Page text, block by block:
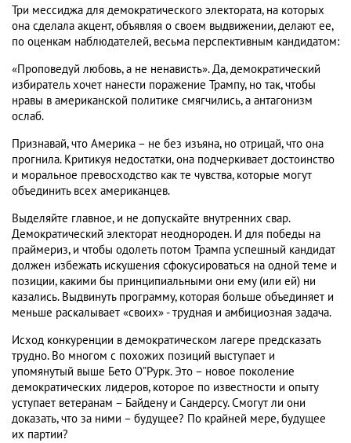
Три мессиджа для демократического электората, на которых
она сделала акцент, объявляя о своем выдвижении, делают ее,
по оценкам наблюдателей, весьма перспективным кандидатом:
«Проповедуй любовь, а не ненависть». Да, демократический
избиратель хочет нанести поражение Трампу, но так, чтобы
нравы в американской политике смягчились, а антагонизм
ослаб.
Признавай, что Америка – не без изъяна, но отрицай, что она
прогнила. Критикуя недостатки, она подчеркивает достоинство
и моральное превосходство как те чувства, которые могут
объединить всех американцев.
Выделяйте главное, и не допускайте внутренних свар.
Демократический электорат неоднороден. И для победы на
праймериз, и чтобы одолеть потом Трампа успешный кандидат
должен избежать искушения сфокусироваться на одной теме и
позиции, какими бы принципиальными они ему (или ей) ни
казались. Выдвинуть программу, которая больше объединяет и
меньше раскалывает «своих» - трудная и амбициозная задача.
Исход конкуренции в демократическом лагере предсказать
трудно. Во многом с похожих позиций выступает и
упомянутый выше Бето О”Рурк. Это – новое поколение
демократических лидеров, которое по известности и опыту
уступает ветеранам – Байдену и Сандерсу. Смогут ли они
доказать, что за ними – будущее? По крайней мере, будущее
их партии?